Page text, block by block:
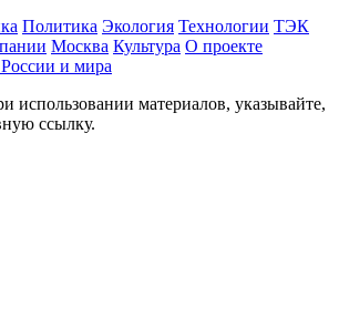
Политика Экология Технологии ТЭК
Москва Культура О проекте
и мира
использовании материалов, указывайте,
ссылку.